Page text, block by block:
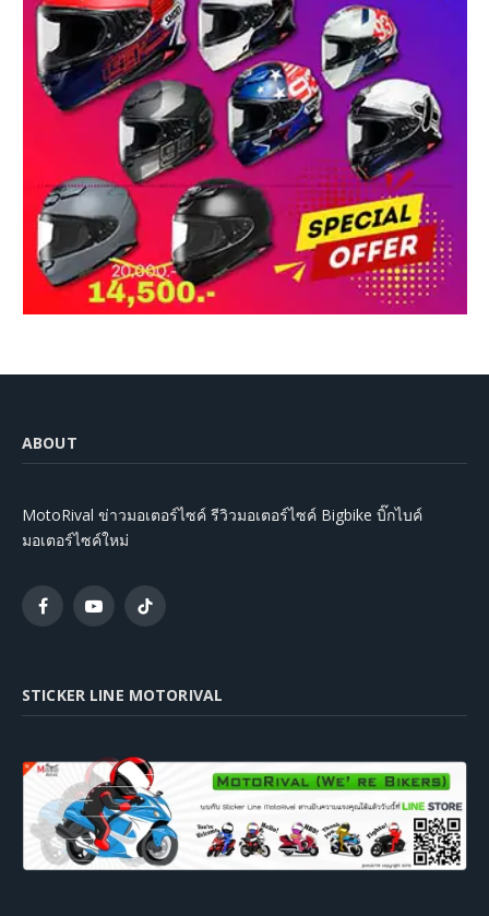
ABOUT
MotoRival ข่าวมอเตอร์ไซค์ รีวิวมอเตอร์ไซค์ Bigbike บิ๊กไบค์
มอเตอร์ไซค์ใหม่
FacebookYouTubeTikTok
STICKER LINE MOTORIVAL